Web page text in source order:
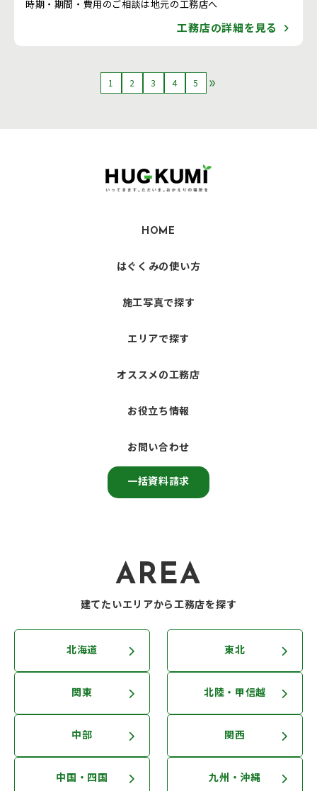
時期・期間・費用のご相談は地元の工務店へ
工務店の詳細を見る
1 2 3 4 5
HOME
はぐくみの使い方
施工写真で探す
エリアで探す
オススメの工務店
お役立ち情報
お問い合わせ
一括資料請求
AREA
建てたいエリアから工務店を探す
北海道 東北
関東 北陸・甲信越
中部 関西
中国・四国 九州・沖縄